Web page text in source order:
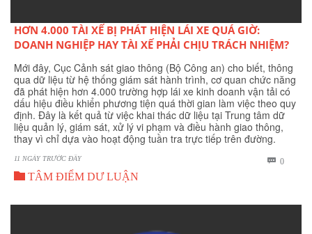
HƠN 4.000 TÀI XẾ BỊ PHÁT HIỆN LÁI XE QUÁ GIỜ:
DOANH NGHIỆP HAY TÀI XẾ PHẢI CHỊU TRÁCH NHIỆM?
Mới đây, Cục Cảnh sát giao thông (Bộ Công an) cho biết, thông
qua dữ liệu từ hệ thống giám sát hành trình, cơ quan chức năng
đã phát hiện hơn 4.000 trường hợp lái xe kinh doanh vận tải có
dấu hiệu điều khiển phương tiện quá thời gian làm việc theo quy
định. Đây là kết quả từ việc khai thác dữ liệu tại Trung tâm dữ
liệu quản lý, giám sát, xử lý vi phạm và điều hành giao thông,
thay vì chỉ dựa vào hoạt động tuần tra trực tiếp trên đường.
11 NGÀY TRƯỚC ĐÂY  0BÌNH
 TÂM ĐIỂM DƯ LUẬN